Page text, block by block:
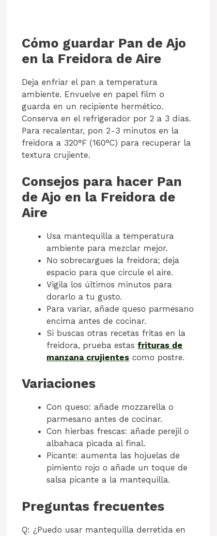
Cómo guardar Pan de Ajo
en la Freidora de Aire
Deja enfriar el pan a temperatura
ambiente. Envuelve en papel film o
guarda en un recipiente hermético.
Conserva en el refrigerador por 2 a 3 días.
Para recalentar, pon 2-3 minutos en la
freidora a 320°F (160°C) para recuperar la
textura crujiente.
Consejos para hacer Pan
de Ajo en la Freidora de
Aire
Usa mantequilla a temperatura
ambiente para mezclar mejor.
No sobrecargues la freidora; deja
espacio para que circule el aire.
Vigila los últimos minutos para
dorarlo a tu gusto.
Para variar, añade queso parmesano
encima antes de cocinar.
Si buscas otras recetas fritas en la
freidora, prueba estas frituras de
manzana crujientes como postre.
Variaciones
Con queso: añade mozzarella o
parmesano antes de cocinar.
Con hierbas frescas: añade perejil o
albahaca picada al final.
Picante: aumenta las hojuelas de
pimiento rojo o añade un toque de
salsa picante a la mantequilla.
Preguntas frecuentes
Q: ¿Puedo usar mantequilla derretida en